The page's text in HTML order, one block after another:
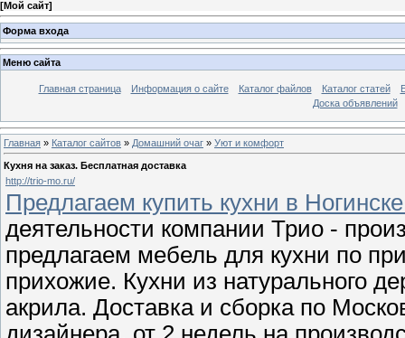
[Мой сайт]
Форма входа
Меню сайта
Главная страница Информация о сайте Каталог файлов Каталог статей
Доска объявлений
Главная » Каталог сайтов » Домашний очаг » Уют и комфорт
Кухня на заказ. Бесплатная доставка
http://trio-mo.ru/
Предлагаем купить кухни в
деятельности компании Трио -
предлагаем мебель для кухни по
прихожие. Кухни из натурального
акрила. Доставка и сборка по